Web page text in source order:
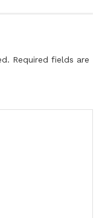
Required fields are